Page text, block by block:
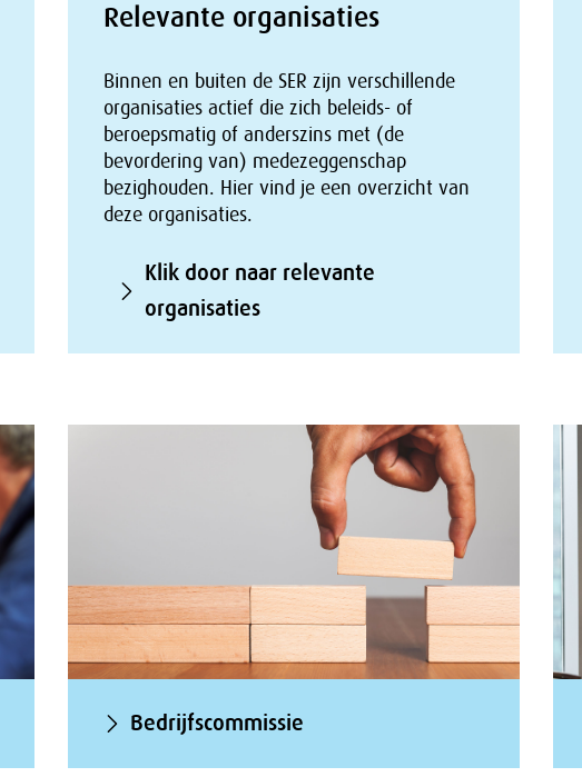
Relevante organisaties
Binnen en buiten de SER zijn verschillende
organisaties actief die zich beleids- of
beroepsmatig of anderszins met (de
bevordering van) medezeggenschap
bezighouden. Hier vind je een overzicht van
deze organisaties.
Klik door naar relevante
organisaties
Bedrijfscommissie